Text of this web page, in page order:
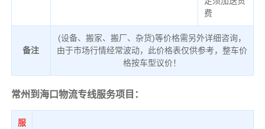
费
备注
(设备、搬家、搬厂、杂货)等价格需另外详细咨询，
由于市场行情经常波动，此价格表仅供参考，整车价
格按车型议价！
常州到海口物流专线服务项目：
服